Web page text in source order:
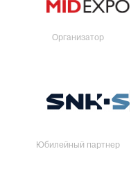
Организатор
Юбилейный партнер